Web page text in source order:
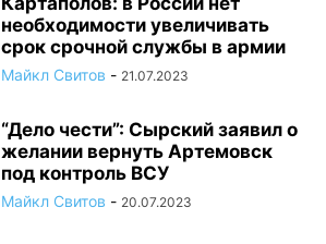
необходимости увеличивать
срок срочной службы в армии
Майкл Свитов - 21.07.2023
“Дело чести”: Сырский заявил о
желании вернуть Артемовск
под контроль ВСУ
Майкл Свитов - 20.07.2023